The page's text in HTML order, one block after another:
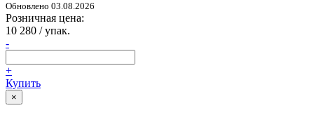
Обновлено 03.08.2026
Розничная цена:
10 280 / упак.
-
+
Купить
×